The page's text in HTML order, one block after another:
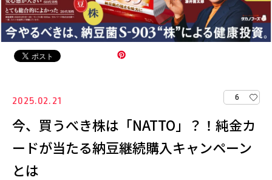
2025.02.21 6
今、買うべき株は「NATTO」？！純金カ
ードが当たる納豆継続購入キャンペーン
とは